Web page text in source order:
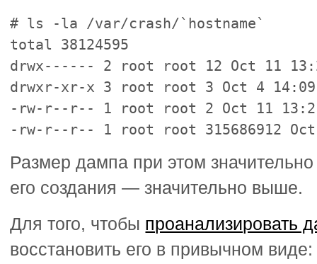
# ls -la /var/crash/`hostname`
total 38124595
drwx------ 2 root root 12 Oct 11
drwxr-xr-x 3 root root 3 Oct 4
-rw-r--r-- 1 root root 2 Oct 11
-rw-r--r-- 1 root root 315686912 Oct
Размер дампа при этом
его создания — значительно выше.
Для того, чтобы проанализировать
восстановить его в привычном виде: